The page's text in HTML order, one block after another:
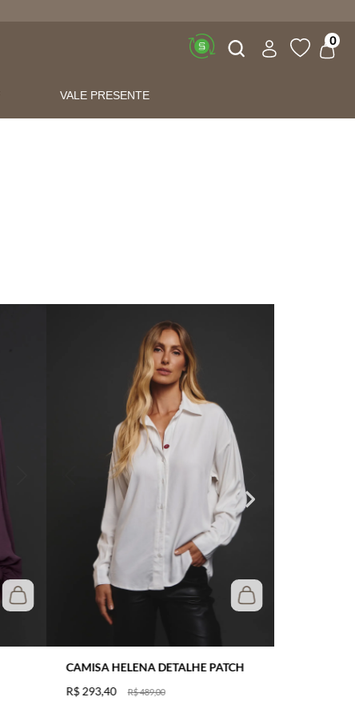
Buscar 0
VALE PRESENTE
CAMISA HELENA DETALHE PATCH
R$489,00
R$ 293,40